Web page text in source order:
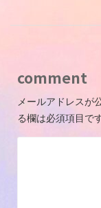
comment
メールアドレスが
る欄は必須項目で